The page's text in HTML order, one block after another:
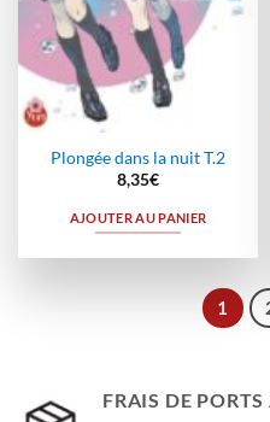
Plongée dans la nuit T.2
8,35€
AJOUTER AU PANIER
1
FRAIS DE